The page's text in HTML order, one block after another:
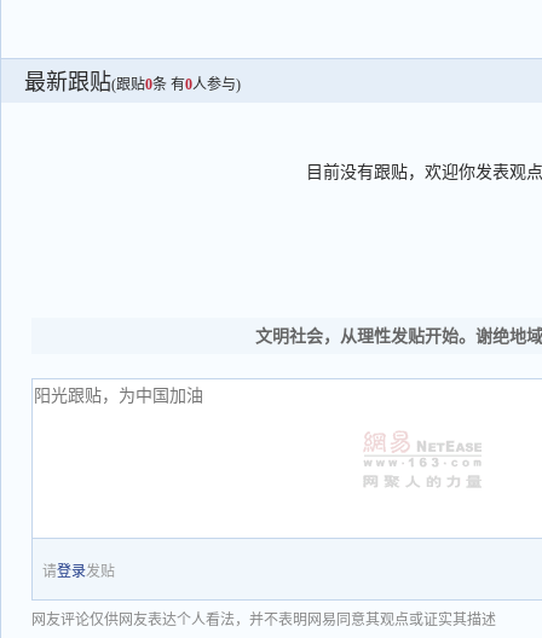
最新跟贴(跟贴0条 有0人参与)
目前没有跟贴，欢迎你发表观点
文明社会，从理性发贴开始。谢绝地
请登录发贴
网友评论仅供网友表达个人看法，并不表明网易同意其观点或证实其描述